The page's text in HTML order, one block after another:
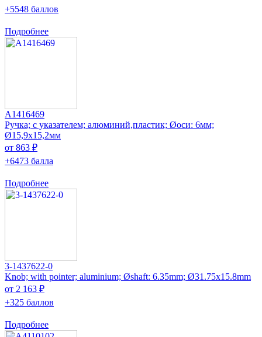
+5548 баллов
Подробнее
A1416469
Ручка; с указателем; алюминий,пластик; Øоси: 6мм;
Ø15,9x15,2мм
от 863 ₽
+6473 балла
Подробнее
3-1437622-0
Knob; with pointer; aluminium; Øshaft: 6.35mm; Ø31.75x15.8mm
от 2 163 ₽
+325 баллов
Подробнее